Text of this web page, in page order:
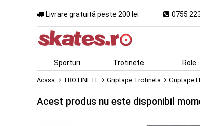
Livrare gratuită peste 200 lei 0755
Sporturi Trotinete Role
Acasa TROTINETE Griptape Trotineta Griptape
Acest produs nu este disponibil